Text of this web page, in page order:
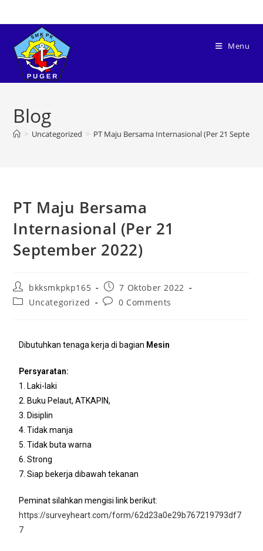
Menu
Blog
> Uncategorized > PT Maju Bersama Internasional (Per 21
PT Maju Bersama
Internasional (Per 21
September 2022)
bkksmkpkp165
7 Oktober 2022
Uncategorized
0 Comments
Dibutuhkan tenaga kerja di bagian Mesin
Persyaratan:
1. Laki-laki
2. Buku Pelaut, ATKAPIN,
3. Disiplin
4. Tidak manja
5. Tidak buta warna
6. Strong
7. Siap bekerja dibawah tekanan
Peminat silahkan mengisi link berikut:
https://surveyheart.com/form/62d23a0e29b767219793df7
7